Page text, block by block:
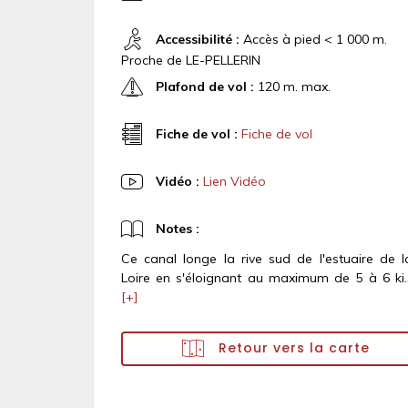
Accessibilité : Accès à pied < 1 000 m.
Proche de LE-PELLERIN
Plafond de vol : 120 m. max.
Fiche de vol : Fiche de vol
Vidéo : Lien Vidéo
Notes :
Ce canal longe la rive sud de l'estuaire de
Loire en s'éloignant au maximum de 5 à 6
[+]
Retour vers la carte